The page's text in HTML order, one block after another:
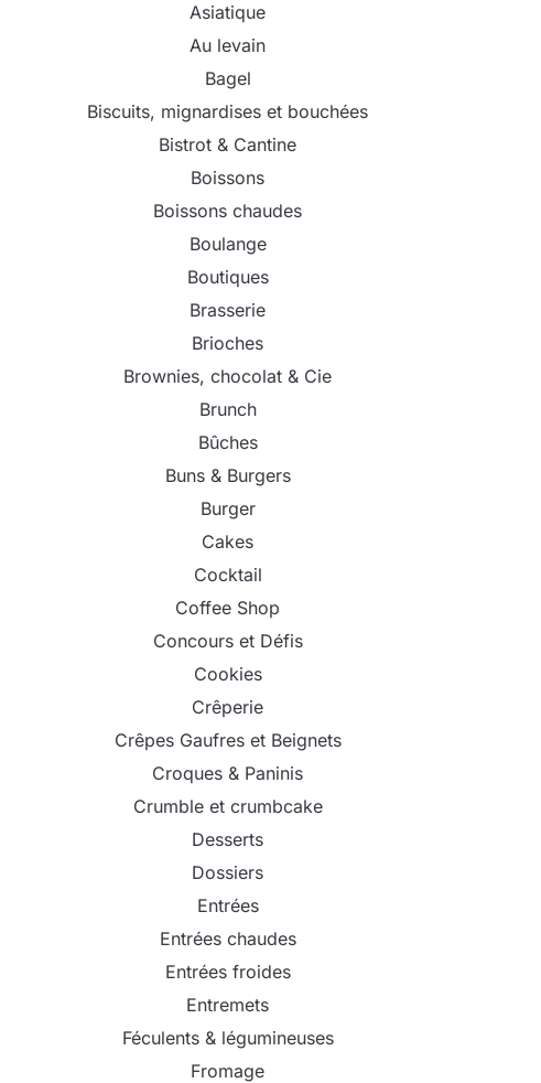
Asiatique
Au levain
Bagel
Biscuits, mignardises et bouchées
Bistrot & Cantine
Boissons
Boissons chaudes
Boulange
Boutiques
Brasserie
Brioches
Brownies, chocolat & Cie
Brunch
Bûches
Buns & Burgers
Burger
Cakes
Cocktail
Coffee Shop
Concours et Défis
Cookies
Crêperie
Crêpes Gaufres et Beignets
Croques & Paninis
Crumble et crumbcake
Desserts
Dossiers
Entrées
Entrées chaudes
Entrées froides
Entremets
Féculents & légumineuses
Fromage